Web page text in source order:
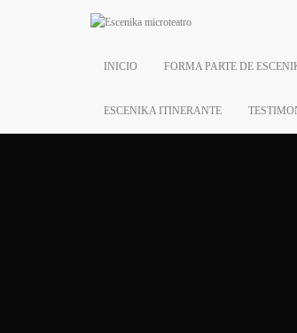
INICIO FORMA PARTE DE
ESCENIKA ITINERANTE